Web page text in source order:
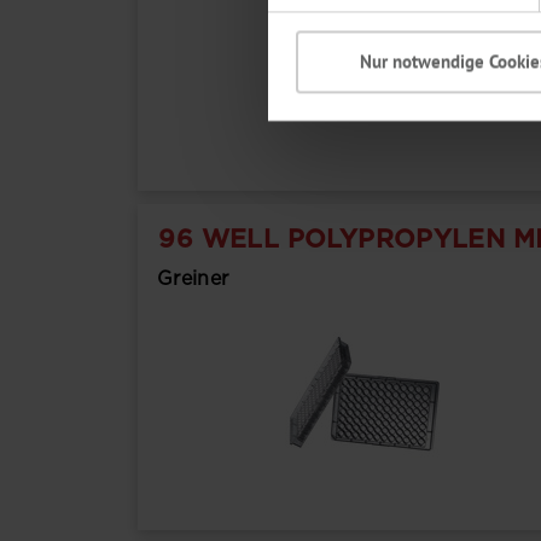
Nur notwendige
96 WELL POLYPROPYLEN
Greiner